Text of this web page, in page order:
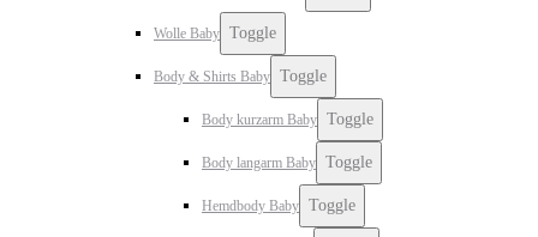
Wolle Baby Toggle
Body & Shirts Baby Toggle
Body kurzarm Baby Toggle
Body langarm Baby Toggle
Hemdbody Baby Toggle